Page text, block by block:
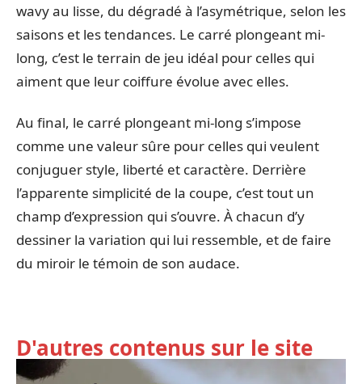
wavy au lisse, du dégradé à l’asymétrique, selon les
saisons et les tendances. Le carré plongeant mi-
long, c’est le terrain de jeu idéal pour celles qui
aiment que leur coiffure évolue avec elles.
Au final, le carré plongeant mi-long s’impose
comme une valeur sûre pour celles qui veulent
conjuguer style, liberté et caractère. Derrière
l’apparente simplicité de la coupe, c’est tout un
champ d’expression qui s’ouvre. À chacun d’y
dessiner la variation qui lui ressemble, et de faire
du miroir le témoin de son audace.
D'autres contenus sur le site